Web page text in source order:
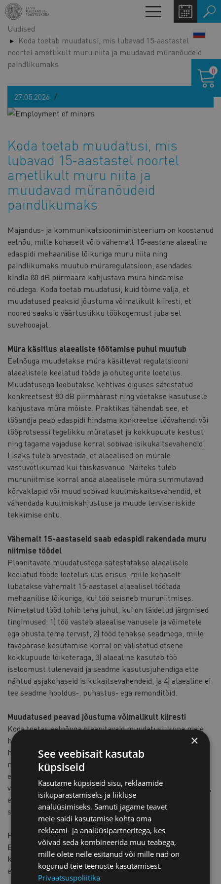
Liigu
edasi
põhisisu
juurde
Toggle
navigation
Uudised
Koda toetab muudatusi, mis lubavad 15-aastastel
noortel ametlikult muru niita ja muudavad müranõudeid
paindlikumaks
27.05.2026
Koda toetab muudatusi, mis
lubavad 15-aastastel noortel
ametlikult muru niita ja
muudavad müranõudeid
paindlikumaks
Majandus- ja kommunikatsiooniministeerium on koostanud
eelnõu, mille kohaselt võib vähemalt 15-aastane alaealine
edaspidi mehaanilise lõikuriga muru niita ning
paindlikumaks muutub müraregulatsioon, asendades
kindla 80 dB piirmäära kahjustava müra hindamise
nõudega. Koda toetab muudatusi, kuid tõime välja, et
muudatused peaksid jõustuma võimalikult kiiresti, et
noored saaksid väärtuslikku töökogemust juba sel
suvehooajal.
Müra käsitlus alaealiste töötamise puhul muutub
Eelnõuga muudetakse müra käsitlevat regulatsiooni
alaealistele keelatud tööde ja ohutegurite loetelus.
Muudatusega loobutakse kehtivas õiguses sätestatud
konkreetsest 80 dB piirmäärast ning võetakse kasutusele
kahjustava müra mõiste. Praktikas tähendab see, et
tööandja peab edaspidi hindama konkreetse töövahendi või
tööprotsessi tegelikku mürataset ja kokkupuute kestust
ning tagama vajaduse korral sobivad isikukaitsevahendid.
Lisaks tuleb arvestada, et alaealised on mürale
vastuvõtlikumad kui täiskasvanud. Näiteks tuleb
muruniitmise korral anda alaealisele müra summutavad
kõrvaklapid või muud sobivad kuulmiskaitsevahendid, et
vähendada kuulmiskahjustuse ja muude terviseriskide
tekkimise ohtu.
Vähemalt 15-aastaseid saab edaspidi rakendada muru
niitmise töödel
Plaanitavate muudatustega sätestatakse alaealisele
keelatud tööde loetelus uus erisus, mille kohaselt
lubatakse vähemalt 15-aastasel alaealisel töötada
mehaanilise lõikuriga, kui töö seisneb muruniitmises.
Nimetatud tööd tohib teha juhul, kui on täidetud järgmised
tingimused: 1) töö vastab alaealise vanusele ja võimetele
ega ohusta tema tervist, 2) tööd tehakse seadmega, mille
tavapärase kasutamise korral on välistatud otsene
kokkupuude lõiketeraga, 3) alaealine kasutab töö
iseloomust tulenevaid ja seadme kasutusjuhendiga ette
nähtud asjakohaseid isikukaitsevahendeid, ja 4) alaealine ei
tee seadme hooldus-, puhastus- ega remonditöid.
Muudatused peavad jõustuma võimalikult kiiresti
Koda toetas eelnõuga plaanitavaid muudatusi, kuna meie
hinnangul muudatused suurendavad paindlikkust eelkõige
hooajaliste tööde korraldamisel ning parandavad
märgatavalt alaealiste võimalusi saada turvaliselt oma
esimene töökogemus ja siseneda tööturule. Samas tõime
välja, et muudatused peaksid jõustuma võimalikult kiiresti,
et noored saaksid väärtuslikku töökogemust juba sel
suvehooajal.
Plaanitavate muudatustega saab täpsemalt tutvuda
Eelnõu kohaselt muudatused jõustuvad üldises korras ehk
kolmandal päeval pärast Riigi Teatajas avaldamist. Hetkel
ei ole teada, millal muudatused jõustuvad.
0
×
See veebisait kasutab
küpsiseid
Kasutame küpsiseid sisu, reklaamide
isikupärastamiseks ja liikluse
analüüsimiseks. Samuti jagame teavet
meie saidi kasutamise kohta oma
reklaami- ja analüüsipartneritega, kes
võivad seda kombineerida muu teabega,
mille olete neile esitanud või mille nad on
kogunud teie teenuste kasutamisest.
Privaatsuspoliitika